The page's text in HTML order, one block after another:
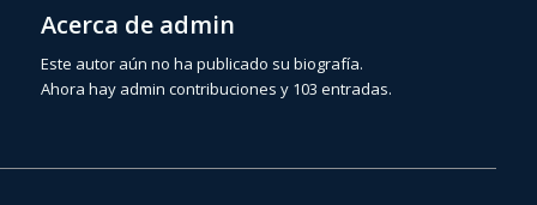
Acerca de admin
Este autor aún no ha publicado su biografía.
Ahora hay admin contribuciones y 103 entradas.